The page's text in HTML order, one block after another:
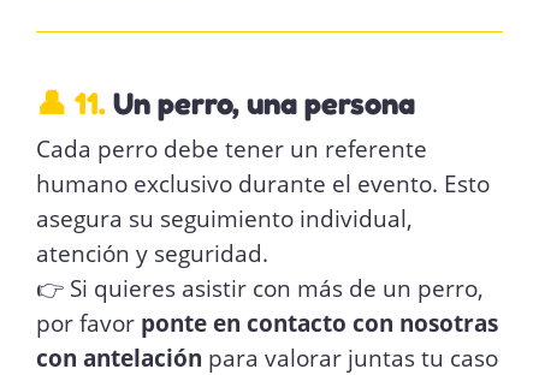
👤 11.Un perro, una persona
Cada perro debe tener un referente
humano exclusivo durante el evento. Esto
asegura su seguimiento individual,
atención y seguridad.
👉 Si quieres asistir con más de un perro,
por favor ponte en contacto con nosotras
con antelación para valorar juntas tu caso